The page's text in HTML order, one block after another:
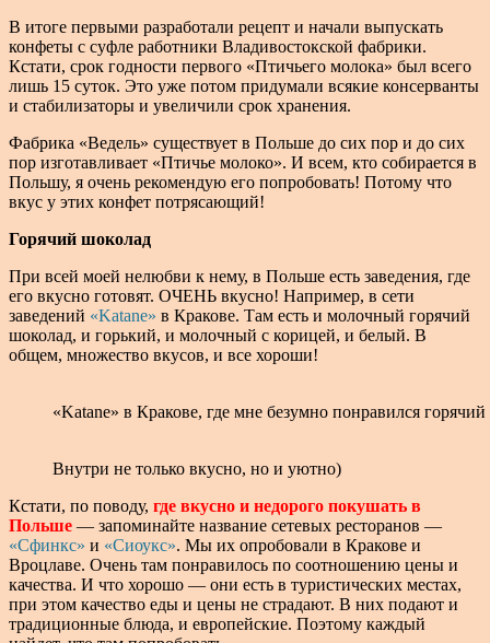
В итоге первыми разработали рецепт и начали выпускать
конфеты с суфле работники Владивостокской фабрики.
Кстати, срок годности первого «Птичьего молока» был всего
лишь 15 суток. Это уже потом придумали всякие консерванты
и стабилизаторы и увеличили срок хранения.
Фабрика «Ведель» существует в Польше до сих пор и до сих
пор изготавливает «Птичье молоко». И всем, кто собирается в
Польшу, я очень рекомендую его попробовать! Потому что
вкус у этих конфет потрясающий!
Горячий шоколад
При всей моей нелюбви к нему, в Польше есть заведения, где
его вкусно готовят. ОЧЕНЬ вкусно! Например, в сети
заведений «Katane» в Кракове. Там есть и молочный горячий
шоколад, и горький, и молочный с корицей, и белый. В
общем, множество вкусов, и все хороши!
«Katane» в Кракове, где мне безумно понравился
Внутри не только вкусно, но и уютно)
Кстати, по поводу, где вкусно и недорого покушать в
Польше — запоминайте название сетевых ресторанов —
«Сфинкс» и «Сиоукс». Мы их опробовали в Кракове и
Вроцлаве. Очень там понравилось по соотношению цены и
качества. И что хорошо — они есть в туристических местах,
при этом качество еды и цены не страдают. В них подают и
традиционные блюда, и европейские. Поэтому каждый